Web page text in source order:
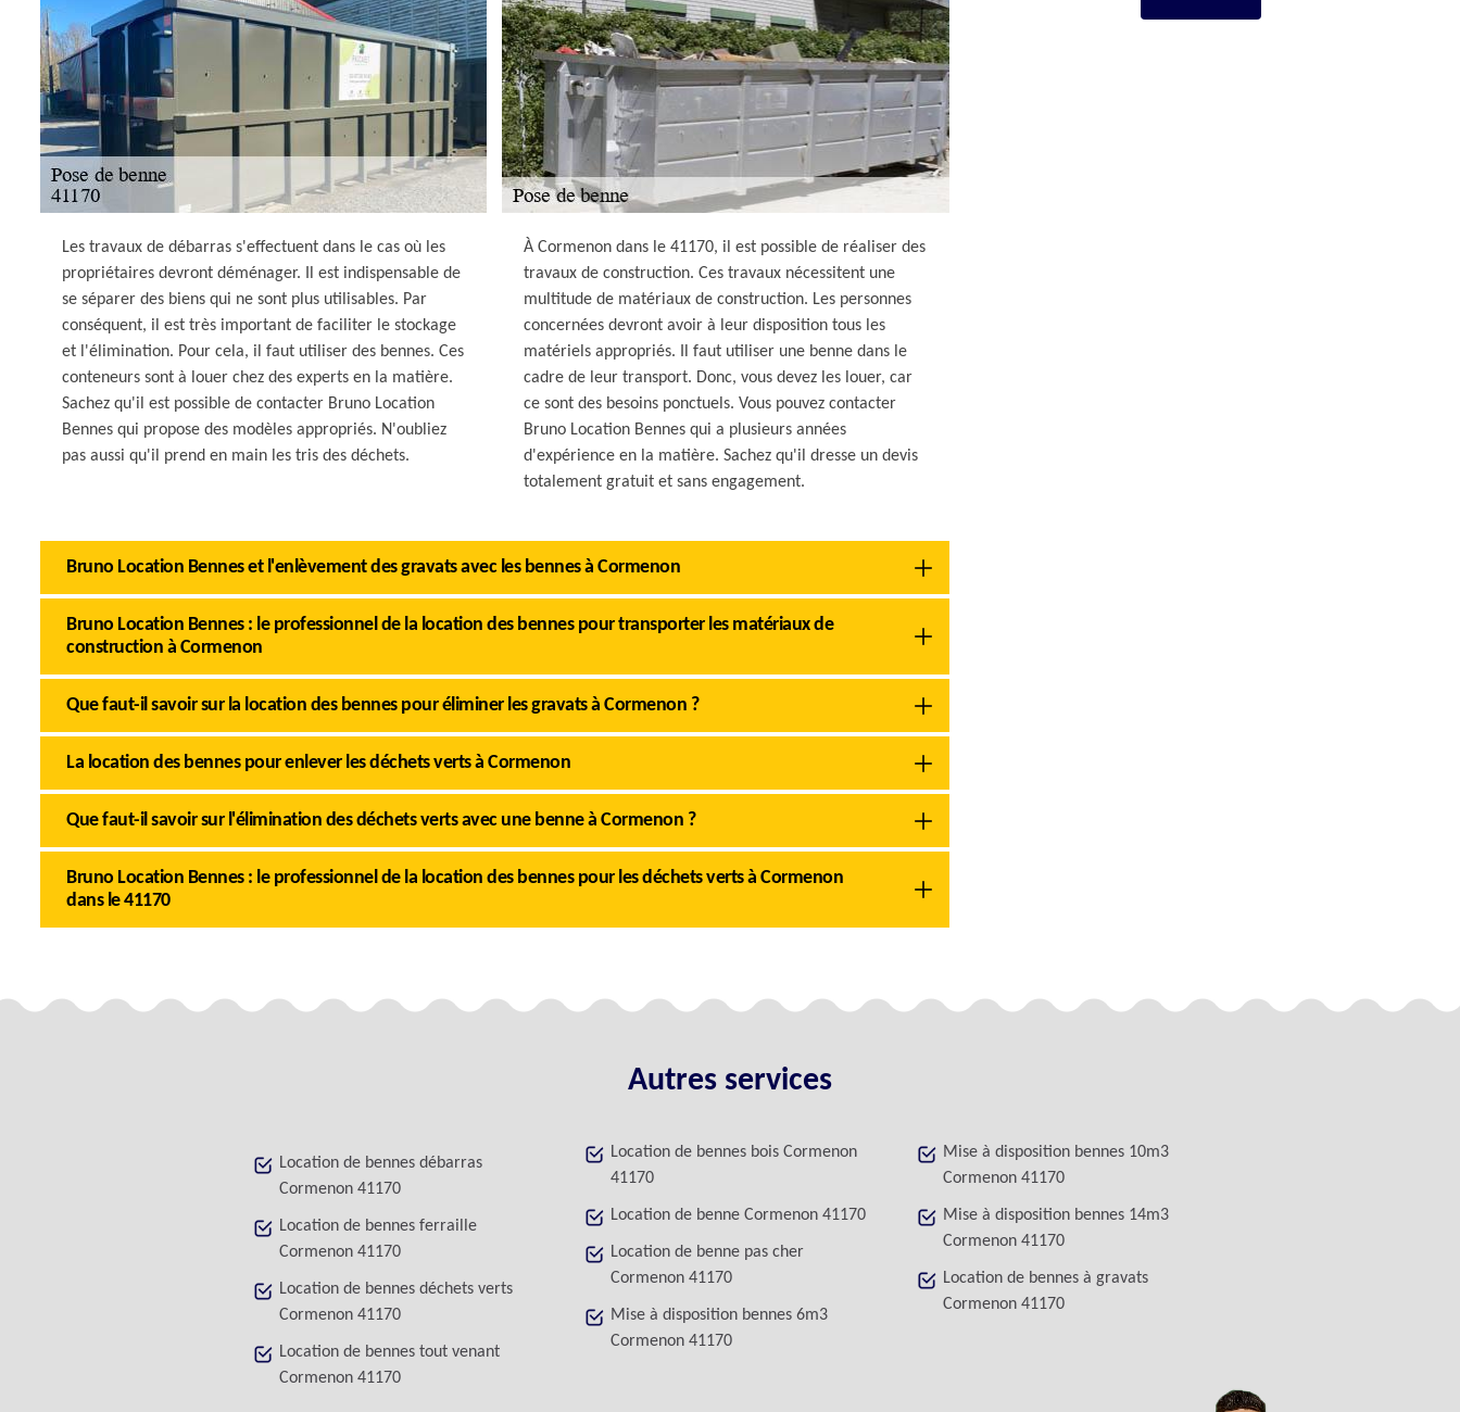
Les travaux de débarras s'effectuent dans le cas où les
propriétaires devront déménager. Il est indispensable de
se séparer des biens qui ne sont plus utilisables. Par
conséquent, il est très important de faciliter le stockage
et l'élimination. Pour cela, il faut utiliser des bennes. Ces
conteneurs sont à louer chez des experts en la matière.
Sachez qu'il est possible de contacter Bruno Location
Bennes qui propose des modèles appropriés. N'oubliez
pas aussi qu'il prend en main les tris des déchets.
À Cormenon dans le 41170, il est possible de réaliser des
travaux de construction. Ces travaux nécessitent une
multitude de matériaux de construction. Les personnes
concernées devront avoir à leur disposition tous les
matériels appropriés. Il faut utiliser une benne dans le
cadre de leur transport. Donc, vous devez les louer, car
ce sont des besoins ponctuels. Vous pouvez contacter
Bruno Location Bennes qui a plusieurs années
d'expérience en la matière. Sachez qu'il dresse un devis
totalement gratuit et sans engagement.
Bruno Location Bennes et l'enlèvement des gravats avec les bennes à Cormenon
Bruno Location Bennes : le professionnel de la location des bennes pour transporter les matériaux de
construction à Cormenon
Que faut-il savoir sur la location des bennes pour éliminer les gravats à Cormenon ?
La location des bennes pour enlever les déchets verts à Cormenon
Que faut-il savoir sur l'élimination des déchets verts avec une benne à Cormenon ?
Bruno Location Bennes : le professionnel de la location des bennes pour les déchets verts à Cormenon
dans le 41170
Autres services
Location de bennes débarras
Cormenon 41170
Location de bennes ferraille
Cormenon 41170
Location de bennes déchets verts
Cormenon 41170
Location de bennes tout venant
Cormenon 41170
Location de bennes bois Cormenon
41170
Location de benne Cormenon 41170
Location de benne pas cher
Cormenon 41170
Mise à disposition bennes 6m3
Cormenon 41170
Mise à disposition bennes 10m3
Cormenon 41170
Mise à disposition bennes 14m3
Cormenon 41170
Location de bennes à gravats
Cormenon 41170